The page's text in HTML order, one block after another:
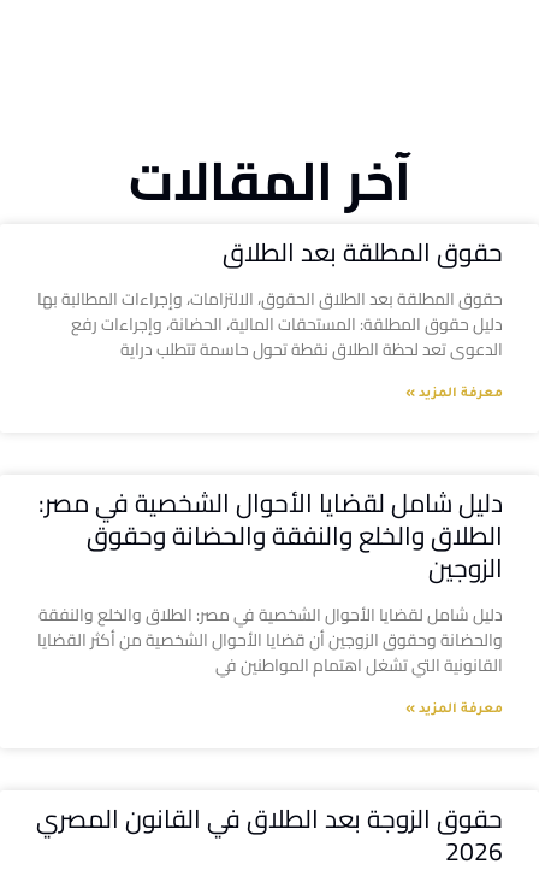
آخر المقالات
حقوق المطلقة بعد الطلاق
حقوق المطلقة بعد الطلاق الحقوق، الالتزامات، وإجراءات المطالبة بها
دليل حقوق المطلقة: المستحقات المالية، الحضانة، وإجراءات رفع
الدعوى تعد لحظة الطلاق نقطة تحول حاسمة تتطلب دراية
معرفة المزيد »
دليل شامل لقضايا الأحوال الشخصية في مصر:
الطلاق والخلع والنفقة والحضانة وحقوق
الزوجين
دليل شامل لقضايا الأحوال الشخصية في مصر: الطلاق والخلع والنفقة
والحضانة وحقوق الزوجين أن قضايا الأحوال الشخصية من أكثر القضايا
القانونية التي تشغل اهتمام المواطنين في
معرفة المزيد »
حقوق الزوجة بعد الطلاق في القانون المصري
2026